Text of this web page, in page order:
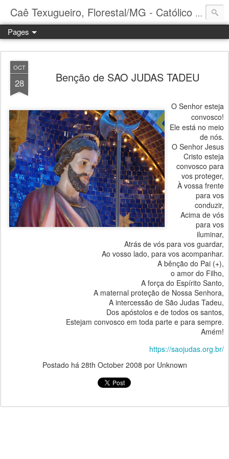
Caê Texugueiro, Florestal/MG - Católico Praticante
Pages
OCT
28 Benção de SAO JUDAS TADEU
O Senhor esteja
convosco!
Ele está no meio
de nós.
O Senhor Jesus
Cristo esteja
convosco para
vos proteger,
À vossa frente
para vos
conduzir,
Acima de vós
para vos
iluminar,
Atrás de vós para vos guardar,
Ao vosso lado, para vos acompanhar.
A bênção do Pai (+),
o amor do Filho,
A força do Espírito Santo,
A maternal proteção de Nossa Senhora,
A intercessão de São Judas Tadeu,
Dos apóstolos e de todos os santos,
Estejam convosco em toda parte e para sempre.
Amém!
https://saojudas.org.br/
Postado há 28th October 2008 por Unknown